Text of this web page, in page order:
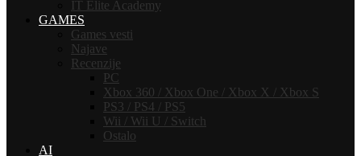
IT Elite Academy
GAMES
Games vesti
Najave
Recenzije
PC
Xbox 360 / Xbox One / Xbox X / Xbox S
PS3 / PS4 / PS5
Wii / Wii U / Switch
Ostalo
AI